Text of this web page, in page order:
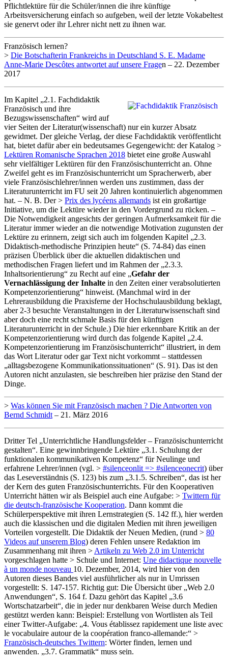
Pflichtlektüre für die Schüler/innen die ihre künftige
Arbeitsversicherung einfach so aufgeben, weil der letzte Vokabeltest
sie genervt oder ihr Lehrer nicht nett zu ihnen war.
Französisch lernen?
> Die Botschafterin Frankreichs in Deutschland S. E. Madame
Anne-Marie Descôtes antwortet auf unsere Fragen – 22. Dezember
2017
Im Kapitel „2.1. Fachdidaktik
Französisch und ihre
Bezugswissenschaften“ wird auf
vier Seiten der Literatur(wissenschaft) nur ein kurzer Absatz
gewidmet. Der gleiche Verlag, der diese Fachdidaktik veröffentlicht
hat, bietet dafür aber ein bedeutsames Gegengewicht: der Katalog >
Lektüren Romanische Sprachen 2018 bietet eine große Auswahl
sehr vielfältiger Lektüren für den Französischunterricht an. Ohne
Zweifel geht es im Französischunterricht um Spracherwerb, aber
viele Französischlehrer/innen werden uns zustimmen, dass der
Literaturunterricht im FU seit 20 Jahren kontinuierlich abgenommen
hat. – N. B. Der > Prix des lycéens allemands ist ein großartige
Initiative, um die Lektüre wieder in den Vordergrund zu rücken. –
Die Notwendigkeit angesichts der geringen Aufmerksamkeit für die
Literatur immer wieder an die notwendige Motivation zugunsten der
Lektüre zu erinnern, zeigt sich auch im folgenden Kapitel „2.3.
Didaktisch-methodische Prinzipien heute“ (S. 74-84) das einen
präzisen Überblick über die aktuellen didaktischen und
methodischen Fragen liefert und im Rahmen der „2.3.3.
Inhaltsorientierung“ zu Recht auf eine „Gefahr der
Vernachlässigung der Inhalte in den Zeiten einer verabsolutierten
Kompetenzorientierung“ hinweist. (Manchmal wird in der
Lehrerausbildung die Praxisferne der Hochschulausbildung beklagt,
aber 2-3 besuchte Veranstaltungen in der Literaturwissenschaft sind
aber doch eine recht schmale Basis für den künftigen
Literaturunterricht in der Schule.) Die hier erkennbare Kritik an der
Kompetenzorientierung wird durch das folgende Kapitel „2.4.
Kompetenzorientierung im Französischunterricht“ illustriert, in dem
das Wort Literatur oder gar Text nicht vorkommt – stattdessen
„alltagsbezogene Kommunikationssituationen“ (S. 91). Das ist den
Autoren nicht anzulasten, sie beschreiben hier präzise den Stand der
Dinge.
> Was können Sie mit Französisch machen ? Die Antworten von
Bernd Schmidt – 21. März 2016
Dritter Tel „Unterrichtliche Handlungsfelder – Französischunterricht
gestalten“. Eine gewinnbringende Lektüre „3.1. Schulung der
funktionalen kommunikativen Kompetenz“ für Neulinge und
erfahrene Lehrer/innen (vgl. > #silenceonlit => #silenceonecrit) über
das Leseverständnis (S. 123) bis zum „3.1.5. Schreiben“, das ist her
der Kern des guten Französischunterrichts. Für den Kooperativen
Unterricht hätten wir als Beispiel auch eine Aufgabe: > Twittern für
die deutsch-französische Kooperation. Dann kommt die
Schülerperspektive mit ihren Lernstrategien (S. 142 ff.), hier werden
auch die klassischen und die digitalen Medien mit ihren jeweiligen
Vorteilen vorgestellt. Die Didaktik der Neuen Medien, (rund > 80
Videos auf unserem Blog) deren Fehlen unsere Redaktion im
Zusammenhang mit ihren > Artikeln zu Web 2.0 im Unterricht
vorgeschlagen hatte > Schule und Internet: Une didactique nouvelle
à un monde nouveau 10. Dezember, 2014, wird hier von den
Autoren dieses Bandes viel ausführlicher als nur in Umrissen
vorgestellt: S. 147-157. Richtig gut: Die Übersicht über „Web 2.0
Anwendungen“, S. 164 f. Dazu gehört das Kapitel „3.6
Wortschatzarbeit“, die in jeder nur denkbaren Weise durch Medien
gestützt werden kann: Beispiel: Erstellung von Wortlisten als Teil
einer Twitter-Aufgabe: „4. Vous établissez rapidement une liste avec
le vocabulaire autour de la coopération franco-allemande:“ >
Französisch-deutsches Twittern: Wörter finden, lernen und
anwenden. „3.7. Grammatik“ muss sein.